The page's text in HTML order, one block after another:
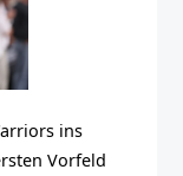
ins
Vorfeld